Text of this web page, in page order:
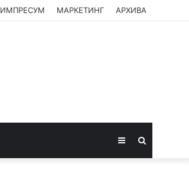
ИМПРЕСУМ МАРКЕТИНГ АРХИВА
Sidebar